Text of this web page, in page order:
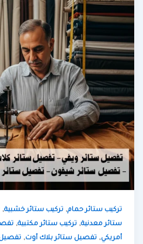
تركيب ستائر حمام,تركيب ستائر خشبية,
ستائر معدنية,تركيب ستائر مكتبية,تفصيل
أمريكي,تفصيل ستائر بلاك أوت,تفصيل